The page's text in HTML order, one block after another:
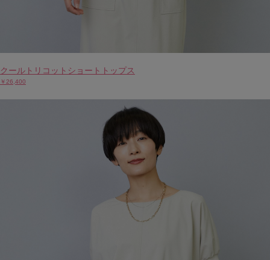
クールトリコットショートトップス
￥26,400